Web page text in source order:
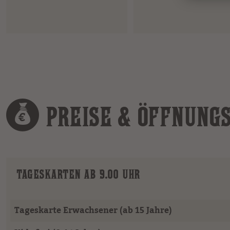
PREISE &
TAGESKARTEN AB 9.00 UHR
Tageskarte Erwachsener (ab 15 Jahre)